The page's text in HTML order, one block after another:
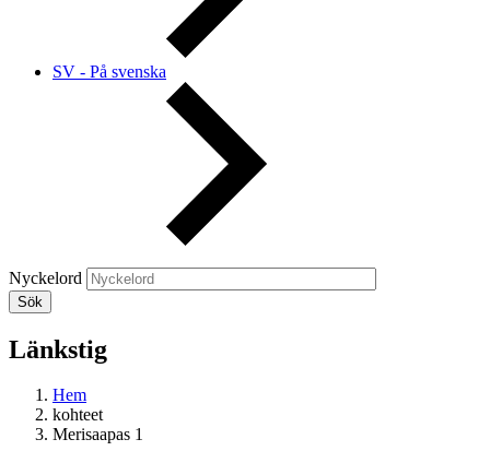
SV - På svenska
Nyckelord
Länkstig
Hem
kohteet
Merisaapas 1